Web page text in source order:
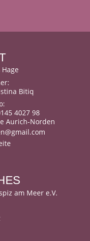
Bitiq
4027 98
Aurich-Norden
am Meer e.V.